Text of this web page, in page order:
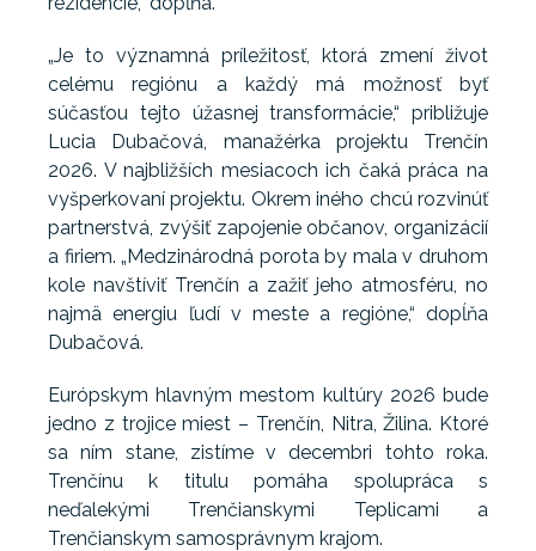
„Je to významná príležitosť, ktorá zmení život
celému regiónu a každý má možnosť byť
súčasťou tejto úžasnej transformácie,“ približuje
Lucia Dubačová, manažérka projektu Trenčín
2026. V najbližších mesiacoch ich čaká práca na
vyšperkovaní projektu. Okrem iného chcú rozvinúť
partnerstvá, zvýšiť zapojenie občanov, organizácií
a firiem. „Medzinárodná porota by mala v druhom
kole navštíviť Trenčín a zažiť jeho atmosféru, no
najmä energiu ľudí v meste a regióne,“ dopĺňa
Dubačová.
Európskym hlavným mestom kultúry 2026 bude
jedno z trojice miest – Trenčín, Nitra, Žilina. Ktoré
sa ním stane, zistíme v decembri tohto roka.
Trenčínu k titulu pomáha spolupráca s
neďalekými Trenčianskymi Teplicami a
Trenčianskym samosprávnym krajom.